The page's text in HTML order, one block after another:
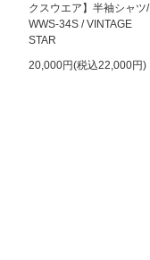
クスウエア】半袖シャツ/
WWS-34S / VINTAGE
STAR
20,000円(税込22,000円)